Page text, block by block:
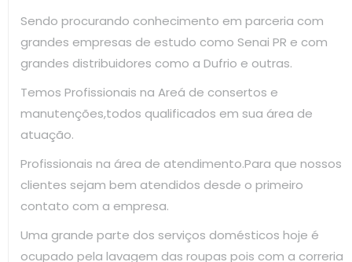
Sendo procurando conhecimento em parceria com
grandes empresas de estudo como Senai PR e com
grandes distribuidores como a Dufrio e outras.
Temos Profissionais na Areá de consertos e
manutenções,todos qualificados em sua área de
atuação.
Profissionais na área de atendimento.Para que nossos
clientes sejam bem atendidos desde o primeiro
contato com a empresa.
Uma grande parte dos serviços domésticos hoje é
ocupado pela lavagem das roupas pois com a correria